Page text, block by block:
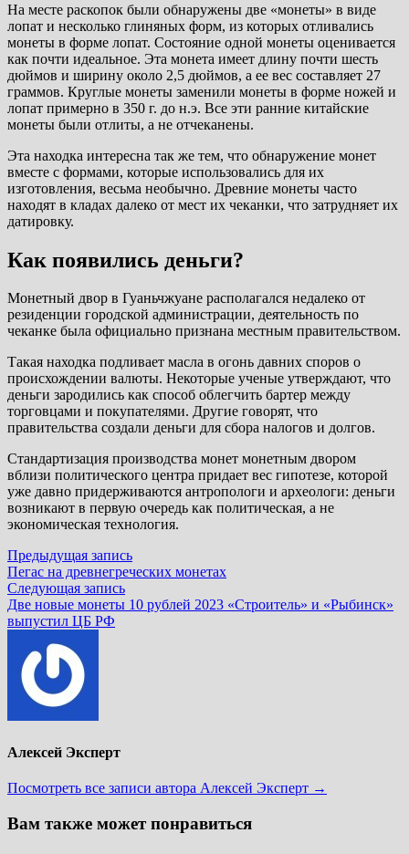
На месте раскопок были обнаружены две «монеты» в виде
лопат и несколько глиняных форм, из которых отливались
монеты в форме лопат. Состояние одной монеты оценивается
как почти идеальное. Эта монета имеет длину почти шесть
дюймов и ширину около 2,5 дюймов, а ее вес составляет 27
граммов. Круглые монеты заменили монеты в форме ножей и
лопат примерно в 350 г. до н.э. Все эти ранние китайские
монеты были отлиты, а не отчеканены.
Эта находка интересна так же тем, что обнаружение монет
вместе с формами, которые использовались для их
изготовления, весьма необычно. Древние монеты часто
находят в кладах далеко от мест их чеканки, что затрудняет их
датировку.
Как появились деньги?
Монетный двор в Гуаньчжуане располагался недалеко от
резиденции городской администрации, деятельность по
чеканке была официально признана местным правительством.
Такая находка подливает масла в огонь давних споров о
происхождении валюты. Некоторые ученые утверждают, что
деньги зародились как способ облегчить бартер между
торговцами и покупателями. Другие говорят, что
правительства создали деньги для сбора налогов и долгов.
Стандартизация производства монет монетным двором
вблизи политического центра придает вес гипотезе, которой
уже давно придерживаются антропологи и археологи: деньги
возникают в первую очередь как политическая, а не
экономическая технология.
Навигация
по
записям
Предыдущая записьПредыдущая
запись:
Пегас на древнегреческих монетах
Следующая записьСледующая
запись:
Две новые монеты 10 рублей 2023 «Строитель» и «Рыбинск»
выпустил ЦБ РФ
Алексей Эксперт
Посмотреть все записи автора Алексей Эксперт →
Вам также может понравиться